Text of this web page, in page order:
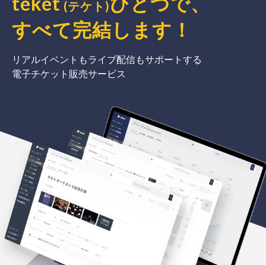
(テケト)
すべて完結 します ！
リアルイベントもライブ配信もサポートする
電子チケット販売サービス